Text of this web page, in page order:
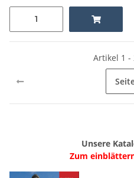
Artikel 1 -
Unsere
Zum